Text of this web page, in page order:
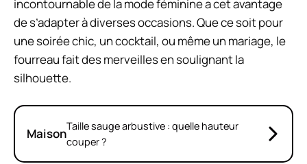
incontournable de la mode féminine a cet avantage
de s’adapter à diverses occasions. Que ce soit pour
une soirée chic, un cocktail, ou même un mariage, le
fourreau fait des merveilles en soulignant la
silhouette.
MaisonTaille sauge arbustive : quelle hauteur
couper ?